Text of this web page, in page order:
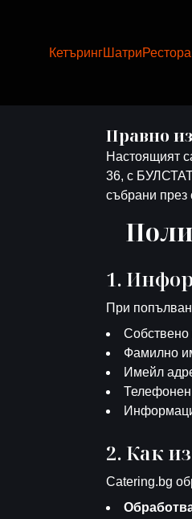
КетърингШатри
Правно
Настоящият
36, с БУЛСТАТ
събрани през
1.
При
Фамилно
Имейл
2. Как
Catering.bg